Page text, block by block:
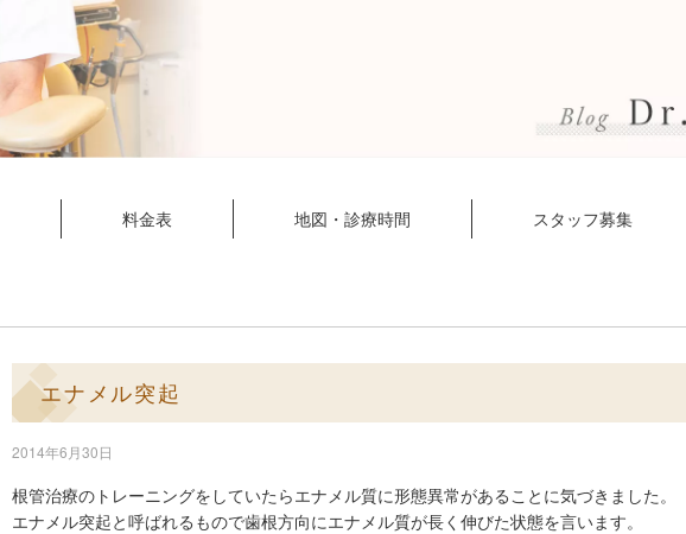
料金表 地図・診療時間 スタッフ募集
エナメル突起
2014年6月30日
根管治療のトレーニングをしていたらエナメル質に形態異常があることに気づきました。
エナメル突起と呼ばれるもので歯根方向にエナメル質が長く伸びた状態を言います。